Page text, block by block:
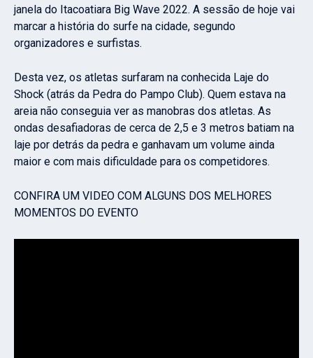
janela do Itacoatiara Big Wave 2022. A sessão de hoje vai
marcar a história do surfe na cidade, segundo
organizadores e surfistas.
Desta vez, os atletas surfaram na conhecida Laje do
Shock (atrás da Pedra do Pampo Club). Quem estava na
areia não conseguia ver as manobras dos atletas. As
ondas desafiadoras de cerca de 2,5 e 3 metros batiam na
laje por detrás da pedra e ganhavam um volume ainda
maior e com mais dificuldade para os competidores.
CONFIRA UM VIDEO COM ALGUNS DOS MELHORES
MOMENTOS DO EVENTO